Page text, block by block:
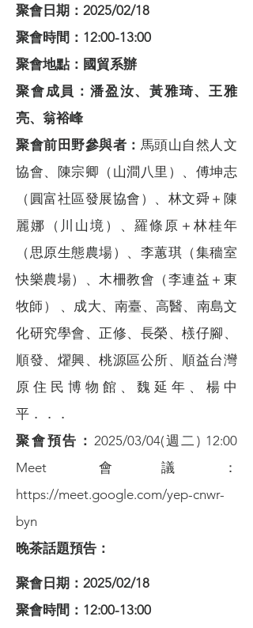
聚會日期：2025/02/18
聚會時間：12:00-13:00
聚會地點：國貿系辦
聚會成員：潘盈汝、黃雅琦、王雅
亮、翁裕峰
聚會前田野參與者： 馬頭山自然人文
協會、陳宗卿（山澗八里）、傅坤志
（圓富社區發展協會）、林文舜＋陳
麗娜（川山境）、羅條原＋林桂年
（思原生態農場）、李蕙琪（集穡室
快樂農場）、木柵教會（李連益＋東
牧師） 、成大、南臺、高醫、南島文
化研究學會、正修、長榮、檨仔腳、
順發、燿興、桃源區公所、順益台灣
原住民博物館、魏延年、楊中
平．．．
聚會預告： 2025/03/04(週二) 12:00
Meet 會議：
https://meet.google.com/yep-cnwr-
byn
晚茶話題預告：
聚會日期：2025/02/18
聚會時間：12:00-13:00